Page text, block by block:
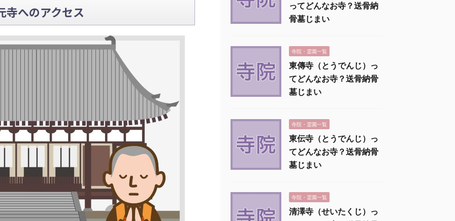
寺へのアクセス
ってどんなお寺？送骨納
骨墓じまい
寺院・霊園一覧
東傳寺（とうでんじ）っ
てどんなお寺？送骨納骨
墓じまい
寺院・霊園一覧
東伝寺（とうでんじ）っ
てどんなお寺？送骨納骨
墓じまい
寺院・霊園一覧
清澤寺（せいたくじ）っ